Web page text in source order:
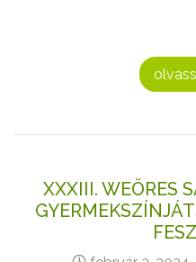
XXXIII. WEÖRES